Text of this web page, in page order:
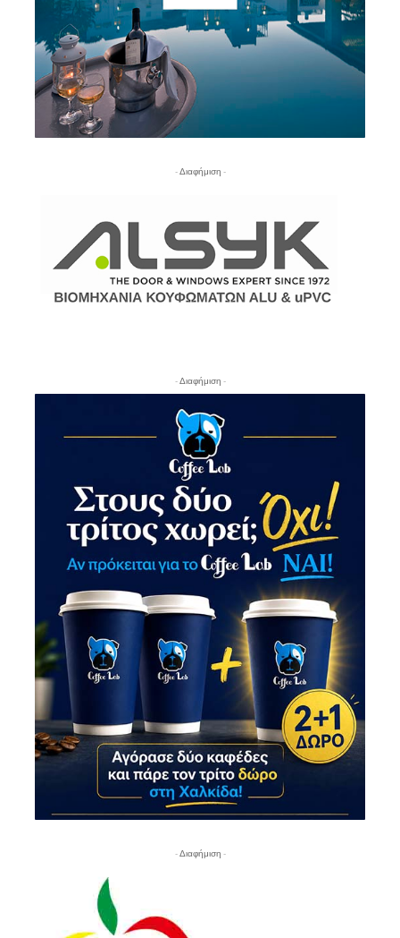
- Διαφήμιση -
- Διαφήμιση -
- Διαφήμιση -